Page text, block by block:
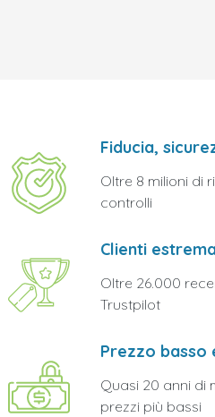
Fiducia,
Oltre 8 milioni di
controlli
Clienti
Oltre 26.000
Trustpilot
Prezzo
Quasi 20 anni di
prezzi più bassi